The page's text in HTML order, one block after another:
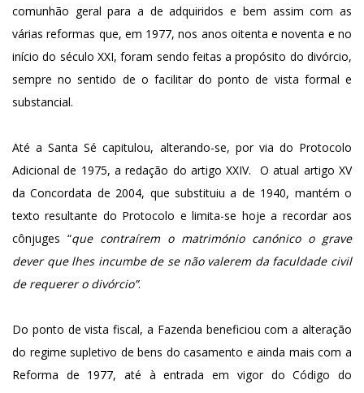
comunhão geral para a de adquiridos e bem assim com as
várias reformas que, em 1977, nos anos oitenta e noventa e no
início do século XXI, foram sendo feitas a propósito do divórcio,
sempre no sentido de o facilitar do ponto de vista formal e
substancial.
Até a Santa Sé capitulou, alterando-se, por via do Protocolo
Adicional de 1975, a redação do artigo XXIV. O atual artigo XV
da Concordata de 2004, que substituiu a de 1940, mantém o
texto resultante do Protocolo e limita-se hoje a recordar aos
cônjuges “que contraírem o matrimónio canónico o grave
dever que lhes incumbe de se não valerem da faculdade civil
de requerer o divórcio”.
Do ponto de vista fiscal, a Fazenda beneficiou com a alteração
do regime supletivo de bens do casamento e ainda mais com a
Reforma de 1977, até à entrada em vigor do Código do